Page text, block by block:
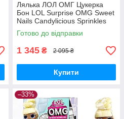
Лялька ЛОЛ ОМГ Цукерка
Бон LOL Surprise OMG Sweet
Nails Candylicious Sprinkles
Shop 503781 MGA Оригінал
MyDoll.com.ua
Готово до відправки
1 345 ₴ 2 095 ₴
Купити
–33%